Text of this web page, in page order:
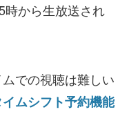
時から生放送され
での視聴は難しい
ムシフト予約機能